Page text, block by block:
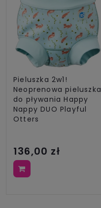
Pieluszka 2w1!
Neoprenowa pieluszka
do pływania Happy
Nappy DUO Playful
Otters
136,00 zł